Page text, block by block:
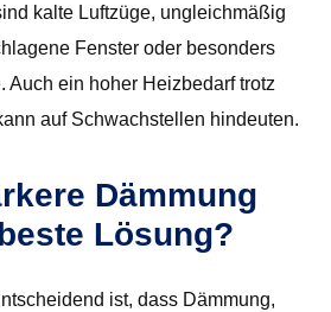
kalte Luftzüge, ungleichmäßig
Fenster oder besonders
Auch ein hoher Heizbedarf trotz
auf Schwachstellen hindeuten.
Dämmung
Lösung?
ist, dass Dämmung,